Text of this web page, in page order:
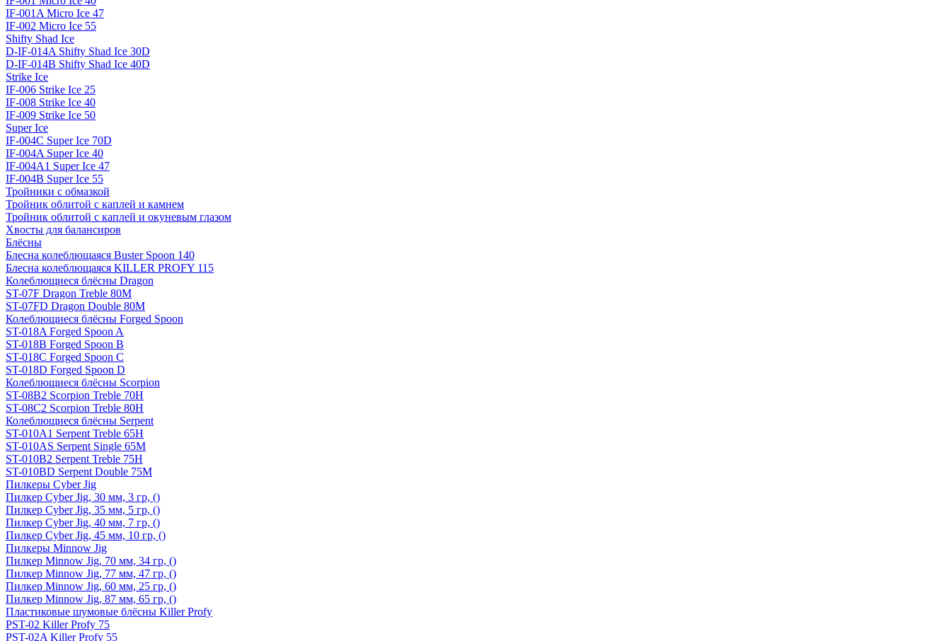
IF-001A Micro Ice 47
IF-002 Micro Ice 55
Shifty Shad Ice
D-IF-014A Shifty Shad Ice 30D
D-IF-014B Shifty Shad Ice 40D
Strike Ice
IF-006 Strike Ice 25
IF-008 Strike Ice 40
IF-009 Strike Ice 50
Super Ice
IF-004C Super Ice 70D
IF-004A Super Ice 40
IF-004A1 Super Ice 47
IF-004B Super Ice 55
Тройники с обмазкой
Тройник облитой с каплей и камнем
Тройник облитой с каплей и окуневым глазом
Хвосты для балансиров
Блёсны
Блесна колеблющаяся Buster Spoon 140
Блесна колеблющаяся KILLER PROFY 115
Колеблющиеся блёсны Dragon
ST-07F Dragon Treble 80M
ST-07FD Dragon Double 80M
Колеблющиеся блёсны Forged Spoon
ST-018A Forged Spoon A
ST-018B Forged Spoon B
ST-018C Forged Spoon C
ST-018D Forged Spoon D
Колеблющиеся блёсны Scorpion
ST-08B2 Scorpion Treble 70H
ST-08C2 Scorpion Treble 80H
Колеблющиеся блёсны Serpent
ST-010A1 Serpent Treble 65H
ST-010AS Serpent Single 65M
ST-010B2 Serpent Treble 75H
ST-010BD Serpent Double 75M
Пилкеры Cyber Jig
Пилкер Cyber Jig, 30 мм, 3 гр, ()
Пилкер Cyber Jig, 35 мм, 5 гр, ()
Пилкер Cyber Jig, 40 мм, 7 гр, ()
Пилкер Cyber Jig, 45 мм, 10 гр, ()
Пилкеры Minnow Jig
Пилкер Minnow Jig, 70 мм, 34 гр, ()
Пилкер Minnow Jig, 77 мм, 47 гр, ()
Пилкер Minnow Jig, 60 мм, 25 гр, ()
Пилкер Minnow Jig, 87 мм, 65 гр, ()
Пластиковые шумовые блёсны Killer Profy
PST-02 Killer Profy 75
PST-02A Killer Profy 55